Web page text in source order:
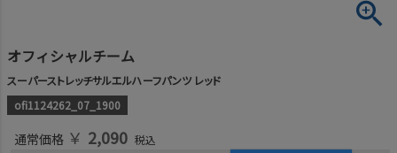
オフィシャルチーム
スーパーストレッチサルエルハーフパンツ レッド
ofi1124262_07_1900
通常価格 ￥ 2,090 税込